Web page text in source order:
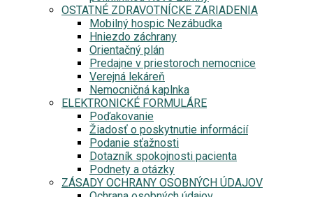
OSTATNÉ ZDRAVOTNÍCKE ZARIADENIA
Mobilný hospic Nezábudka
Hniezdo záchrany
Orientačný plán
Predajne v priestoroch nemocnice
Verejná lekáreň
Nemocničná kaplnka
ELEKTRONICKÉ FORMULÁRE
Poďakovanie
Žiadosť o poskytnutie informácií
Podanie sťažnosti
Dotazník spokojnosti pacienta
Podnety a otázky
ZÁSADY OCHRANY OSOBNÝCH ÚDAJOV